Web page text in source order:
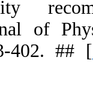
physical
2009;